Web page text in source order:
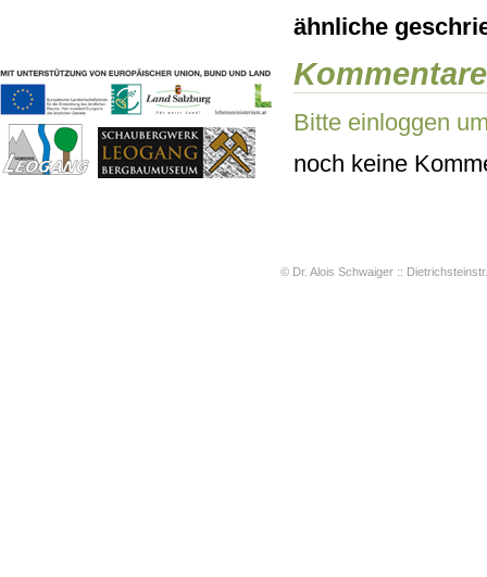
ähnliche
Kommentare
Bitte einloggen
noch keine
© Dr. Alois Schwaiger ::